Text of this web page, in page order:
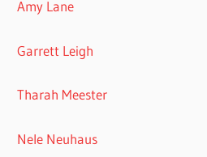
Amy Lane
Garrett Leigh
Tharah Meester
Nele Neuhaus